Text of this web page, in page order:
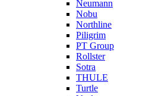
Neumann
Nobu
Northline
Piligrim
PT Group
Rollster
Sotra
THULE
Turtle